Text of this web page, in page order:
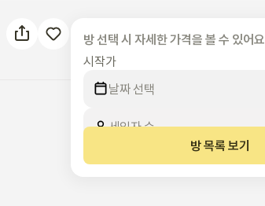
방 선택 시 자세한 가격을 볼 수 있어요
시작가
날짜 선택
세입자 수
방 목록 보기